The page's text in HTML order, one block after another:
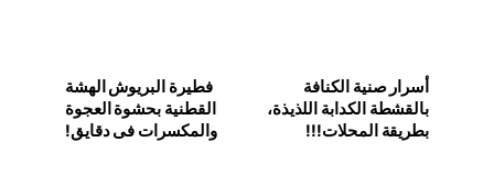
أسرار صنية الكنافة
بالقشطة الكدابة اللذيذة،
بطريقة المحلات!!!
فطيرة البريوش الهشة
القطنية بحشوة العجوة
والمكسرات فى دقايق!